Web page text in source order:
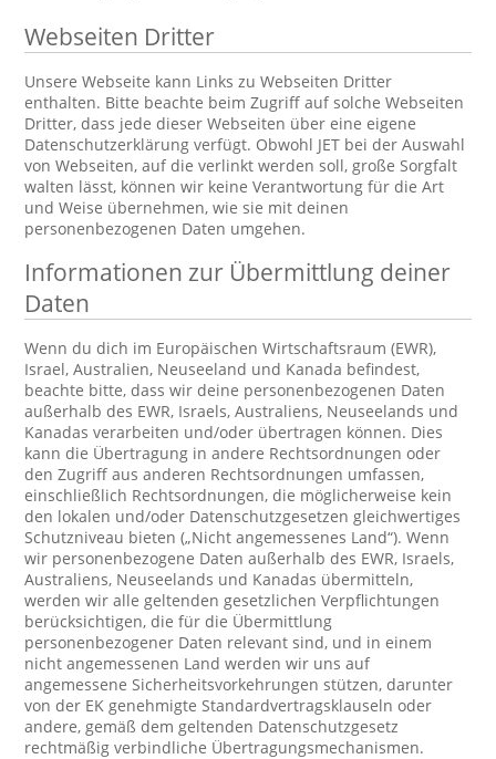
Webseiten Dritter
Unsere Webseite kann Links zu Webseiten Dritter
enthalten. Bitte beachte beim Zugriff auf solche Webseiten
Dritter, dass jede dieser Webseiten über eine eigene
Datenschutzerklärung verfügt. Obwohl JET bei der Auswahl
von Webseiten, auf die verlinkt werden soll, große Sorgfalt
walten lässt, können wir keine Verantwortung für die Art
und Weise übernehmen, wie sie mit deinen
personenbezogenen Daten umgehen.
Informationen zur Übermittlung deiner
Daten
Wenn du dich im Europäischen Wirtschaftsraum (EWR),
Israel, Australien, Neuseeland und Kanada befindest,
beachte bitte, dass wir deine personenbezogenen Daten
außerhalb des EWR, Israels, Australiens, Neuseelands und
Kanadas verarbeiten und/oder übertragen können. Dies
kann die Übertragung in andere Rechtsordnungen oder
den Zugriff aus anderen Rechtsordnungen umfassen,
einschließlich Rechtsordnungen, die möglicherweise kein
den lokalen und/oder Datenschutzgesetzen gleichwertiges
Schutzniveau bieten („Nicht angemessenes Land“). Wenn
wir personenbezogene Daten außerhalb des EWR, Israels,
Australiens, Neuseelands und Kanadas übermitteln,
werden wir alle geltenden gesetzlichen Verpflichtungen
berücksichtigen, die für die Übermittlung
personenbezogener Daten relevant sind, und in einem
nicht angemessenen Land werden wir uns auf
angemessene Sicherheitsvorkehrungen stützen, darunter
von der EK genehmigte Standardvertragsklauseln oder
andere, gemäß dem geltenden Datenschutzgesetz
rechtmäßig verbindliche Übertragungsmechanismen.